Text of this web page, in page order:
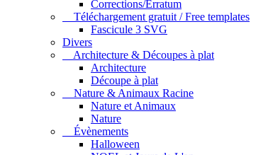
Corrections/Erratum
Téléchargement gratuit / Free templates
Fascicule 3 SVG
Divers
Architecture & Découpes à plat
Architecture
Découpe à plat
Nature & Animaux Racine
Nature et Animaux
Nature
Évènements
Halloween